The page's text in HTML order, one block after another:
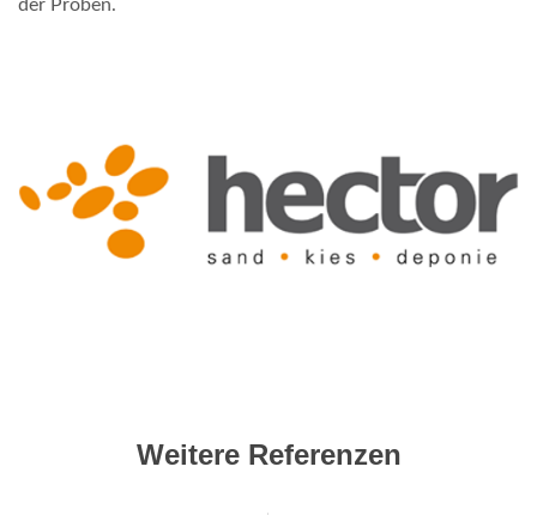
der Proben.
Weitere Referenzen